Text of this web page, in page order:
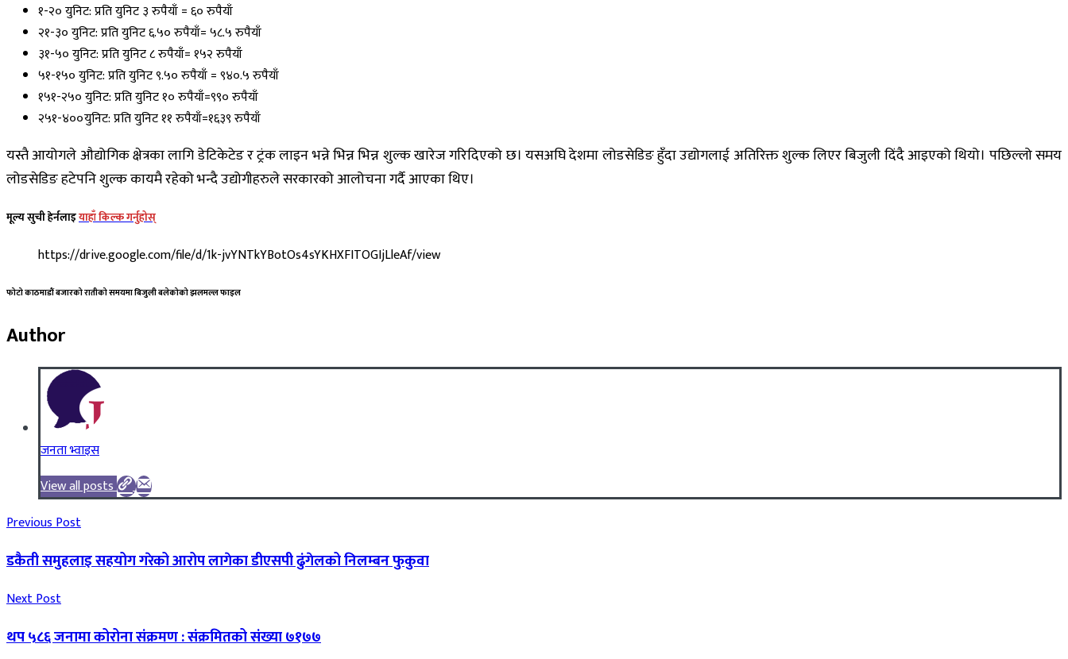
१-२० युनिट: प्रति युनिट ३ रुपैयाँ = ६० रुपैयाँ
२१-३० युनिट: प्रति युनिट ६.५० रुपैयाँ= ५८.५ रुपैयाँ
३१-५० युनिट: प्रति युनिट ८ रुपैयाँ= १५२ रुपैयाँ
५१-१५० युनिट: प्रति युनिट ९.५० रुपैयाँ = ९४०.५ रुपैयाँ
१५१-२५० युनिट: प्रति युनिट १० रुपैयाँ=९९० रुपैयाँ
२५१-४००युनिट: प्रति युनिट ११ रुपैयाँ=१६३९ रुपैयाँ
यस्तै आयोगले औद्योगिक क्षेत्रका लागि डेटिकेटेड र ट्रंक लाइन भन्ने भिन्न भिन्न शुल्क खारेज गरिदिएको छ। यसअघि देशमा लोडसेडिङ हुँदा उद्योगलाई अतिरिक्त शुल्क लिएर बिजुली दिंदै आइएको थियो। पछिल्लो समय
लोडसेडिङ हटेपनि शुल्क कायमै रहेको भन्दै उद्योगीहरुले सरकारको आलोचना गर्दै आएका थिए।
मूल्य सुची हेर्नलाइयाहाँ किल्क गर्नुहोस्
https://drive.google.com/file/d/1k-jvYNTkYBotOs4sYKHXFITOGIjLleAf/view
फोटो काठमाडौं बजारको रातीको समयमा बिजुली बलेकोको झलमल्ल फाइल
Author
जनता भ्वाइस
View all posts
Previous Post
डकैती समुहलाइ सहयोग गरेको आरोप लागेका डीएसपी ढुंगेलको निलम्बन फुकुवा
Next Post
थप ५८६ जनामा कोरोना संक्रमण : संक्रमितको संख्या ७१७७